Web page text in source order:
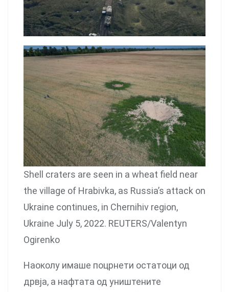
Shell craters are seen in a wheat field near
the village of Hrabivka, as Russia’s attack on
Ukraine continues, in Chernihiv region,
Ukraine July 5, 2022. REUTERS/Valentyn
Ogirenko
Наоколу имаше поцрнети остатоци од
дрвја, а нафтата од уништените